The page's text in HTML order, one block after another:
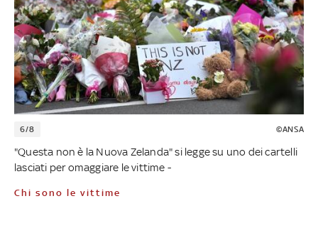
6/8 ©ANSA
"Questa non è la Nuova Zelanda" si legge su uno dei cartelli
lasciati per omaggiare le vittime -
Chi sono le vittime